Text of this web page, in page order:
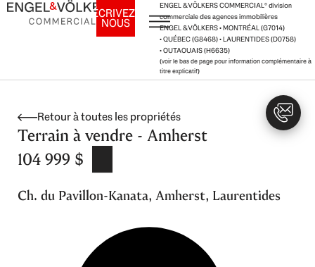
Aller
ENGEL & VÖLKERS COMMERCIAL®division
commerciale des agences immobilières
ENGEL & VÖLKERS • MONTRÉAL (G7014)
• QUÉBEC (G8468) • LAURENTIDES (D0758)
• OUTAOUAIS (H6635)
(voir le bas de page pour information complémentaire à
titre explicatif)
ÉCRIVEZ-
NOUS
Retour à toutes les propriétés
Terrain à vendre - Amherst
104 999 $
Ch. du Pavillon-Kanata, Amherst, Laurentides